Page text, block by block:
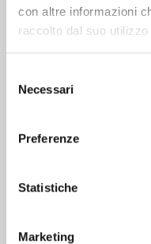
con altre informazioni
raccolto dal suo
delNecessari
Preferenze
Statistiche
Marketing